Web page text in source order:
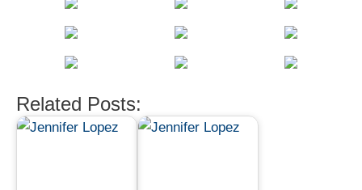
Related Posts: